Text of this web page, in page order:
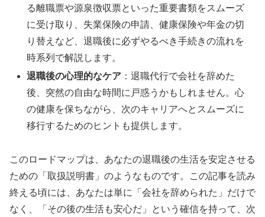
る離職票や源泉徴収票といった重要書類をスムーズ
に受け取り、失業保険の申請、健康保険や年金の切
り替えなど、退職後に必ずやるべき手続きの流れを
時系列で解説します。
退職後の心理的なケア ：退職代行で会社を辞めた
後、突然の自由な時間に戸惑うかもしれません。心
の健康を保ちながら、次のキャリアへとスムーズに
移行するためのヒントも提供します。
このロードマップは、あなたの退職後の生活を安定させる
ための「取扱説明書」のようなものです。この記事を読み
終える頃には、あなたは単に「会社を辞められた」だけで
なく、「その後の生活も安心だ」という確信を持って、次